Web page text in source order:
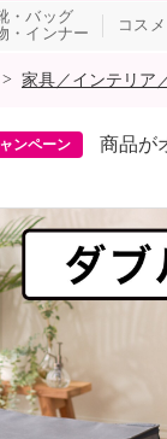
・バッグ
・インナー
コスメ
> 家具／インテリア
ンペーン 商品が